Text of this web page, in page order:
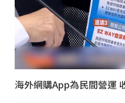
海外網購App為民間營運